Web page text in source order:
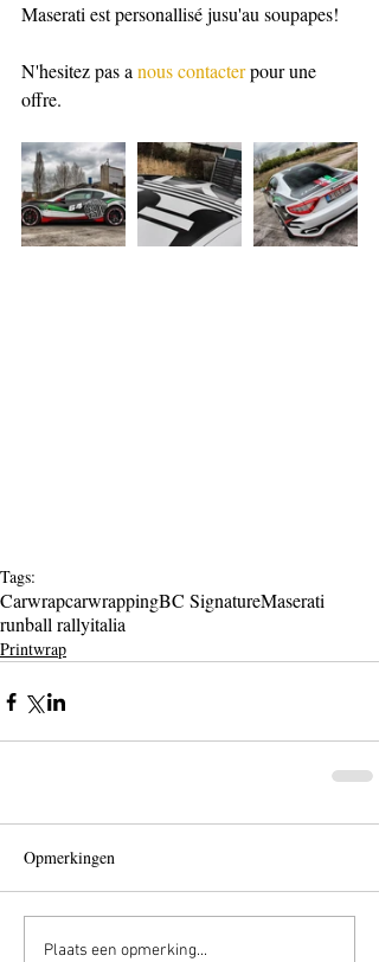
Maserati est personallisé jusu'au soupapes!
N'hesitez pas a nous contacter pour une
offre.
Tags:
CarwrapcarwrappingBC SignatureMaserati
runball rallyitalia
Printwrap
Opmerkingen
Plaats een opmerking...